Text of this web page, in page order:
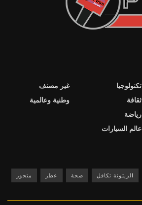
تكنولوجيا
ثقافة
رياضة
عالم السيارات
غير مصنف
وطنية وعالمية
الزيتونة تكافل صحة عطر متحور